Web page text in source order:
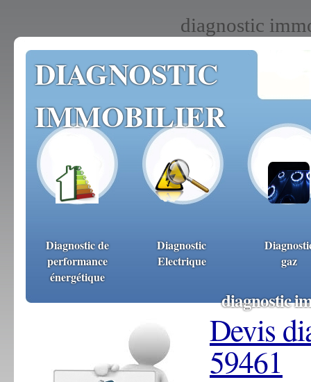
diagnostic
DIAGNOSTIC
IMMOBILIER
Diagnostic de
performance
énergétique
Diagnostic
Electrique
gaz
diagnostic
Devis
59461